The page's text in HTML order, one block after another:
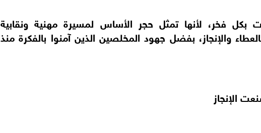
بكل فخر، لأنها تمثل حجر الأساس لمسيرة مهنية ونقابية
والإنجاز، بفضل جهود المخلصين الذين آمنوا بالفكرة منذ
الإنجاز